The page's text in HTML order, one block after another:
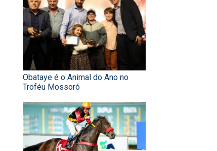
Obataye é o Animal do Ano no
Troféu Mossoró